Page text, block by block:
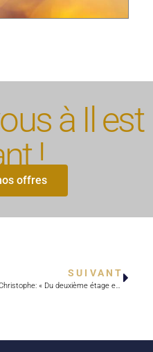
à Il est
!
offres
SUIVANT
Christophe: « Du deuxième étage en criant vers Dieu. »